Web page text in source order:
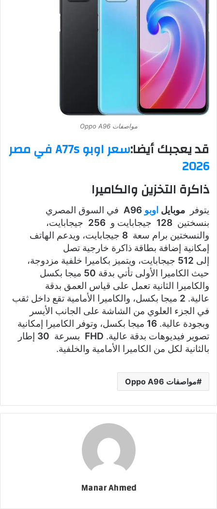
مواصفات Oppo A96
قد يعجبك أيضا: سعر اوبو A77s في مصر
2026
ذاكرة التخزين والكاميرا
يتوفر موبايل اوبو
في السوق المصري
بنسختين
جيجابايت و
جيجابايت،
والنسختين برام سعة
جيجابايت، ويدعم الهاتف
إمكانية إضافة بطاقة ذاكرة خارجية تصل
إلى
جيجابايت، ويتميز بكاميرا خلفية مزدوجة،
حيث الكاميرا الأولى تأتي بدقة
ميجا بكسل
والكاميرا الثانية تعمل على قياس العمق بدقة
عالية.
ميجا بكسل، والكاميرا الأمامية تقع داخل ثقب
في الجزء العلوي من الشاشة على الجانب الأيسر
وبجودة عالية.
ميجا بكسل، وتوفر الكاميرا إمكانية
تصوير فيديوهات بدقة عالية.
بسرعة
إطار
بالثانية لكل من الكاميرا الأمامية والخلفية.
مواصفات Oppo A96
Manar Ahmed